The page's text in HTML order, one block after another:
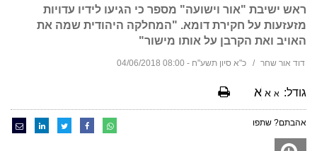
ראש ישיבת "אור וישועה" מספר כי הגיעו לידיו עדויות
מזעזעות על חקירת דומא. "המחלקה היהודית שמה את
האויב ואת הקרבן על אותו מישור"
דוד אור שחר כ"א סיון תשע"ח - 08:00 04/06/2018
גודל: א א א
אהבתם? שתפו